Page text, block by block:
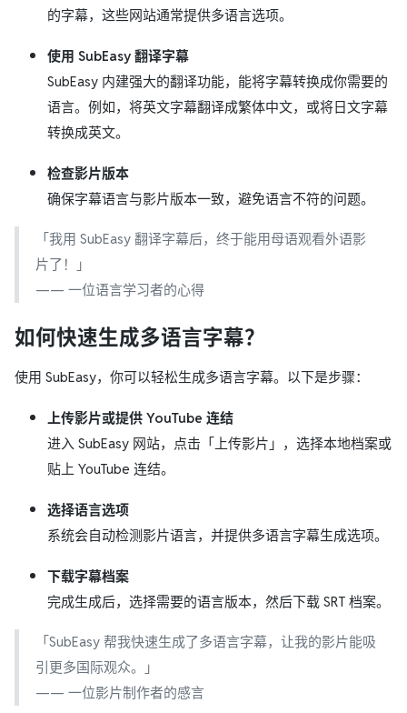
的字幕，这些网站通常提供多语言选项。
使用 SubEasy 翻译字幕
SubEasy 内建强大的翻译功能，能将字幕转换成你需要的
语言。例如，将英文字幕翻译成繁体中文，或将日文字幕
转换成英文。
检查影片版本
确保字幕语言与影片版本一致，避免语言不符的问题。
「我用 SubEasy 翻译字幕后，终于能用母语观看外语影
片了！」
—— 一位语言学习者的心得
如何快速生成多语言字幕？
使用 SubEasy，你可以轻松生成多语言字幕。以下是步骤：
上传影片或提供 YouTube 连结
进入 SubEasy 网站，点击「上传影片」，选择本地档案或
贴上 YouTube 连结。
选择语言选项
系统会自动检测影片语言，并提供多语言字幕生成选项。
下载字幕档案
完成生成后，选择需要的语言版本，然后下载 SRT 档案。
「SubEasy 帮我快速生成了多语言字幕，让我的影片能吸
引更多国际观众。」
—— 一位影片制作者的感言